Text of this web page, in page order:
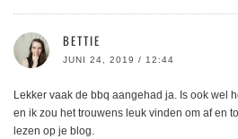
BETTIE
JUNI 24, 2019 / 12:44
Lekker vaak de bbq aangehad ja. Is ook wel
en ik zou het trouwens leuk vinden om af en
lezen op je blog.